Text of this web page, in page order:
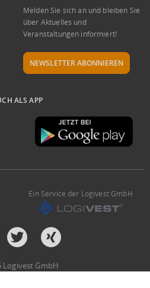
Melden Sie sich an und bleiben Sie
über Aktuelles und
Veranstaltungen informiert!
NEWSLETTER ABONNIEREN
ALS APP
Ein Service der Logivest GmbH
Logivest GmbH